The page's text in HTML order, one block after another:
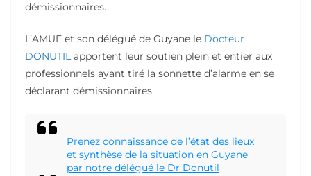
démissionnaires.
L’AMUF et son délégué de Guyane le Docteur
DONUTIL apportent leur soutien plein et entier aux
professionnels ayant tiré la sonnette d’alarme en se
déclarant démissionnaires.
Prenez connaissance de l’état des lieux
et synthèse de la situation en Guyane
par notre délégué le Dr Donutil